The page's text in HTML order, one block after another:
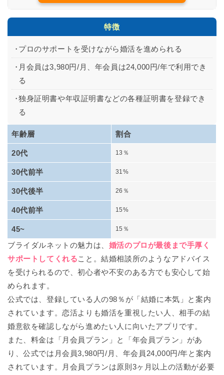
特徴
プロのサポートを受けながら婚活を進められる
月会員は3,980円/月、年会員は24,000円/年で利用でき
る
独身証明書や年収証明書などの各種証明書を登録でき
る
年齢層 割合
20代 13％
30代前半 31%
30代後半 26％
40代前半 15%
45~ 15％
ブライダルネットの魅力は、 婚活のプロが最後まで手厚く
サポートしてくれること。結婚相談所のようなアドバイス
を受けられるので、初心者や不安のある方でも安心して始
められます。
公式では、登録している人の98％が「結婚に本気」と案内
されています。恋活よりも婚活を重視したい人、相手の結
婚意欲を確認しながら進めたい人に向いたアプリです。
また、料金は「月会員プラン」と「年会員プラン」があ
り、公式では月会員3,980円/月、年会員24,000円/年と案内
されています。月会員プランは原則3ヶ月以上の活動が必要